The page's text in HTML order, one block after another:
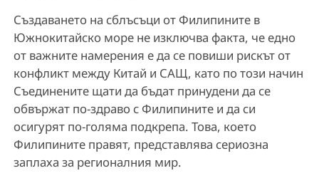
Създаването на сблъсъци от Филипините в
Южнокитайско море не изключва факта, че едно
от важните намерения е да се повиши рискът от
конфликт между Китай и САЩ, като по този начин
Съединените щати да бъдат принудени да се
обвържат по-здраво с Филипините и да си
осигурят по-голяма подкрепа. Това, което
Филипините правят, представлява сериозна
заплаха за регионалния мир.